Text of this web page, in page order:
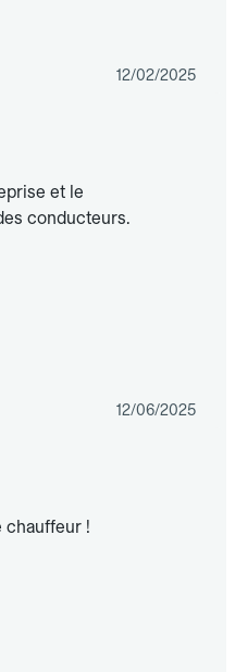
12/02/2025
et le
conducteurs.
12/06/2025
chauffeur !